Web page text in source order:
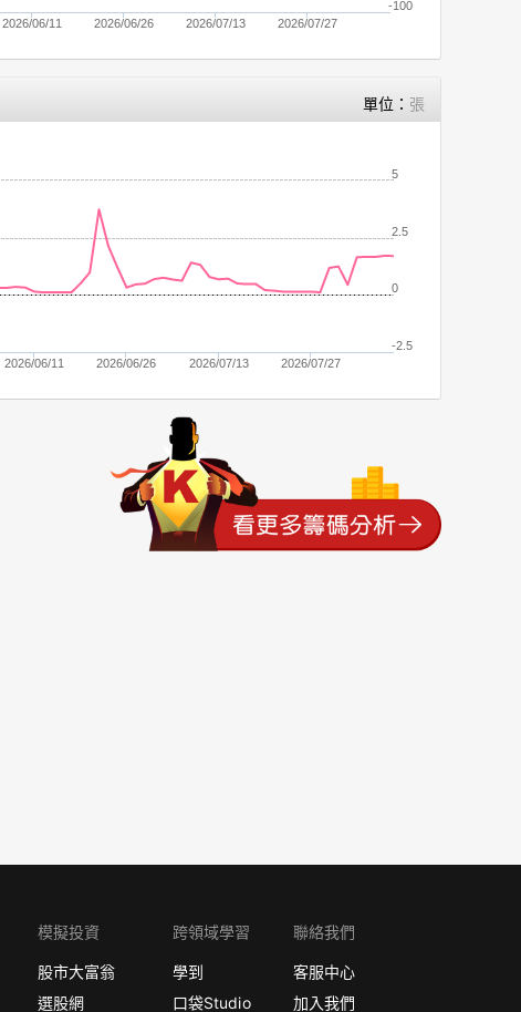
2026/06/11 2026/06/26 2026/07/13 2026/07/27
-100
單位： 張
2026/06/11 2026/06/26 2026/07/13 2026/07/27
0
-2.5
2.5
5
模擬投資
股市大富翁
選股網
跨領域學習
學到
口袋Studio
聯絡我們
客服中心
加入我們